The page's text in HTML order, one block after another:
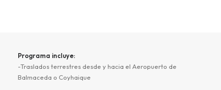
Programa incluye:
-Traslados terrestres desde y hacia el Aeropuerto de
Balmaceda o Coyhaique